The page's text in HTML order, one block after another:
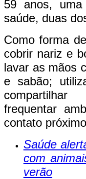
59 anos, uma
saúde, duas
Como forma
cobrir nariz e
lavar as mãos
e sabão;
frequentar
contato
Saúde
com
verão